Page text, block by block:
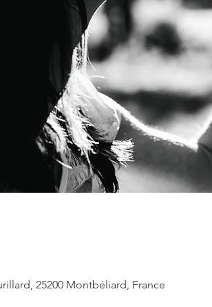
25200 Montbéliard, France